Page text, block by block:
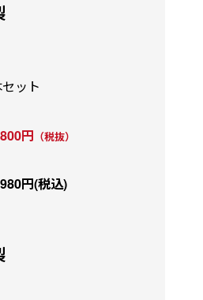
ット
円 （税抜）
円(税込)